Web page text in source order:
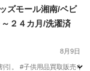
ズモール湘南/ベビ
２４カ月/洗濯済
8月9日
。 #子供用品買取販売